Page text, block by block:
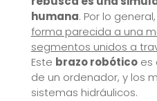
humana. Por lo general,
forma parecida a una
segmentos unidos a
Este brazo robóticoes
de un ordenador, y los
sistemas hidráulicos.